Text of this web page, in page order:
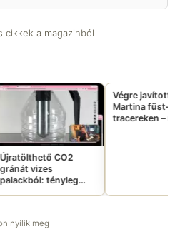
cikkek a magazinból
Végre javítottak a
Martina füst-
tracereken – megvan
az ígért csavaros
G36-
nyílik meg